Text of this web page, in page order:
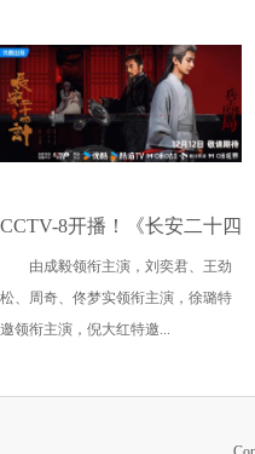
CCTV-8开播！《长安二十四
计》 命运对垒！高密度古装
复仇剧集来袭
由成毅领衔主演，刘奕君、王劲
松、周奇、佟梦实领衔主演，徐璐特
邀领衔主演，倪大红特邀...